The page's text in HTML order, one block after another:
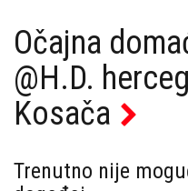
Očajna
@H.D.
Kosača
Trenutno nije